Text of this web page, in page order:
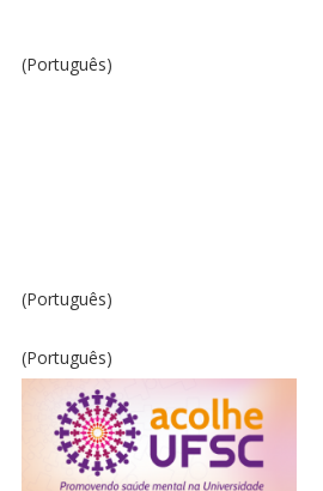
(Português)
(Português)
(Português)